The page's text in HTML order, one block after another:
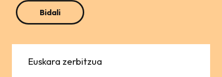
Euskara zerbitzua